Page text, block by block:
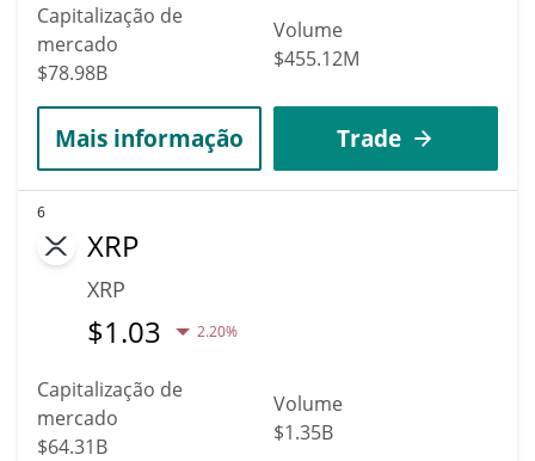
Capitalização de
mercado
$78.98B
Volume
$455.12M
Mais informação Trade
6
XRP
XRP
$1.03 2.20%
Capitalização de
mercado
$64.31B
Volume
$1.35B